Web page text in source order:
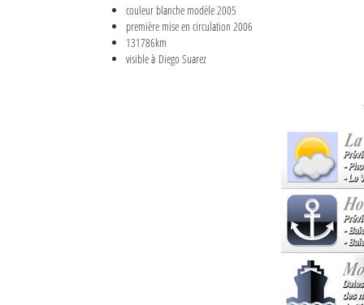
couleur blanche modèle 2005
première mise en circulation 2006
131786km
visible à Diego Suarez